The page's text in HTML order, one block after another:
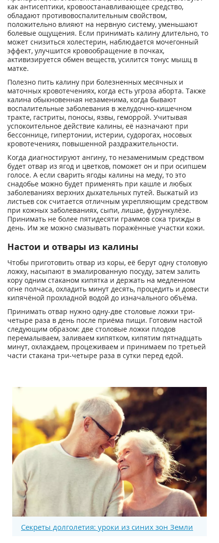
как антисептики, кровоостанавливающее средство,
обладают противовоспалительным свойством,
положительно влияют на нервную систему, уменьшают
болевые ощущения. Если принимать калину длительно, то
может снизиться холестерин, наблюдается мочегонный
эффект, улучшится кровообращение в почках,
активизируется обмен веществ, усилится тонус мышц в
матке.
Полезно пить калину при болезненных месячных и
маточных кровотечениях, когда есть угроза аборта. Также
калина обыкновенная незаменима, когда бывают
воспалительные заболевания в желудочно-кишечном
тракте, гастриты, поносы, язвы, геморрой. Учитывая
успокоительное действие калины, её назначают при
бессоннице, гипертонии, истерии, судорогах, носовых
кровотечениях, повышенной раздражительности.
Когда диагностируют ангину, то незаменимым средством
будет отвар из ягод и цветков, поможет он и при осипшем
голосе. А если сварить ягоды калины на меду, то это
снадобье можно будет применять при кашле и любых
заболеваниях верхних дыхательных путей. Выжатый из
листьев сок считается отличным укрепляющим средством
при кожных заболеваниях, сыпи, лишае, фурункулёзе.
Принимать не более пятидесяти граммов сока трижды в
день. Им же можно смазывать поражённые участки кожи.
Настои и отвары из калины
Чтобы приготовить отвар из коры, её берут одну столовую
ложку, насыпают в эмалированную посуду, затем залить
кору одним стаканом кипятка и держать на медленном
огне полчаса, охладить минут десять, процедить и довести
кипячёной прохладной водой до изначального объёма.
Принимать отвар нужно одну-две столовые ложки три-
четыре раза в день после приёма пищи. Готовим настой
следующим образом: две столовые ложки плодов
перемалываем, заливаем кипятком, кипятим пятнадцать
минут, охлаждаем, процеживаем и принимаем по третьей
части стакана три-четыре раза в сутки перед едой.
Секреты долголетия: уроки из синих зон Земли